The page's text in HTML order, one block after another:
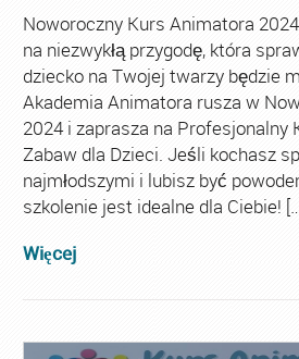
Noworoczny Kurs Animatora
na niezwykłą przygodę, która
dziecko na Twojej twarzy będzie
Akademia Animatora rusza w
2024 i zaprasza na Profesjonalny
Zabaw dla Dzieci. Jeśli kochasz
najmłodszymi i lubisz być
szkolenie jest idealne dla Ciebie!
Więcej